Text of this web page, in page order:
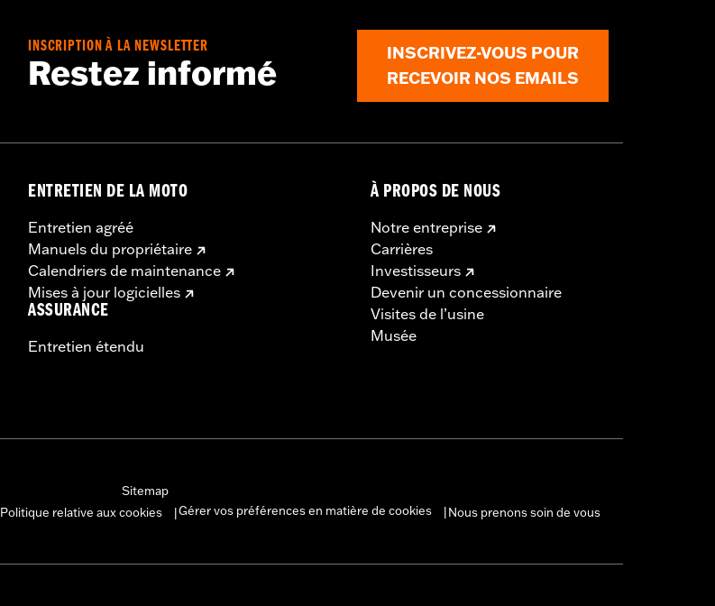
INSCRIPTION À LA NEWSLETTER
Restez informé
INSCRIVEZ-VOUS POUR
RECEVOIR NOS EMAILS
ENTRETIEN DE LA MOTO
Entretien agréé
Manuels du propriétaire
Calendriers de maintenance
Mises à jour logicielles
ASSURANCE
Entretien étendu
À PROPOS DE NOUS
Notre entreprise
Carrières
Investisseurs
Devenir un concessionnaire
Visites de l’usine
Musée
Sitemap
Politique relative aux cookies Gérer vos préférences en matière de cookies Nous prenons soin de vous